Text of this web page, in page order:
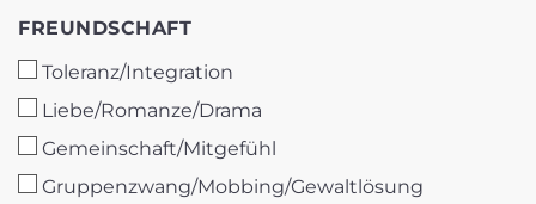
FREUNDSCHAFT
FREUNDSCHAFT
Toleranz/Integration
Liebe/Romanze/Drama
Gemeinschaft/Mitgefühl
Gruppenzwang/Mobbing/Gewaltlösung